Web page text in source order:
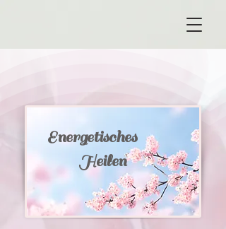
Energetisches
Heilen